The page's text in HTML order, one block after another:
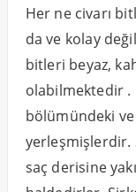
Her ne civarı
da ve kolay
bitleri beyaz,
olabilmektedir .
bölümündeki
yerleşmişlerdir.
saç derisine